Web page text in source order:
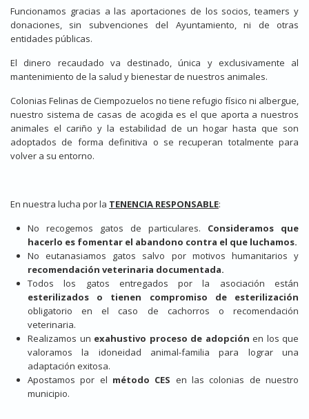
Funcionamos gracias a las aportaciones de los socios, teamers y
donaciones, sin subvenciones del Ayuntamiento, ni de otras
entidades públicas.
El dinero recaudado va destinado, única y exclusivamente al
mantenimiento de la salud y bienestar de nuestros animales.
Colonias Felinas de Ciempozuelos no tiene refugio físico ni albergue,
nuestro sistema de casas de acogida es el que aporta a nuestros
animales el cariño y la estabilidad de un hogar hasta que son
adoptados de forma definitiva o se recuperan totalmente para
volver a su entorno.
En nuestra lucha por la TENENCIA RESPONSABLE:
No recogemos gatos de particulares. Consideramos que
hacerlo es fomentar el abandono contra el que luchamos.
No eutanasiamos gatos salvo por motivos humanitarios y
recomendación veterinaria documentada.
Todos los gatos entregados por la asociación están
esterilizados o tienen compromiso de esterilización
obligatorio en el caso de cachorros o recomendación
veterinaria.
Realizamos un exahustivo proceso de adopción en los que
valoramos la idoneidad animal-familia para lograr una
adaptación exitosa.
Apostamos por el método CES en las colonias de nuestro
municipio.